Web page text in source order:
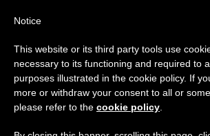
Los obispos de Bolivia
«tregua social» para
Aviso importante
Del 27 de julio al 7 de agosto
anual, aprovechando que en el
se generan menos informaciones y
Notice
This website or its third party tools use
necessary to its functioning and required to
purposes illustrated in the cookie policy. If
more or withdraw your consent to all or
please refer to the cookie policy